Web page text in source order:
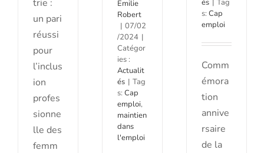
trie :
un pari
réussi
pour
l’inclus
ion
profes
sionne
lle des
femm
és | Tag
s: Cap
emploi
Comm
émora
tion
annive
rsaire
de la
Emilie
Robert
| 07/02
/2024 |
Catégor
ies :
Actualit
és | Tag
s: Cap
emploi,
maintien
dans
l'emploi